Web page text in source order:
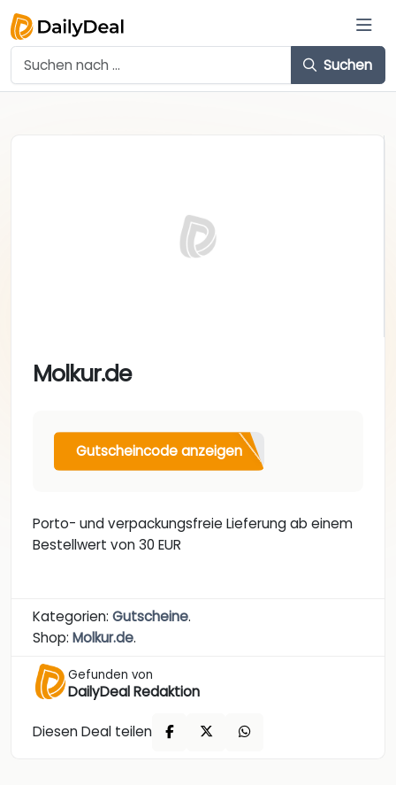
Suchen
Molkur.de
Gutscheincode anzeigen
Porto- und verpackungsfreie Lieferung ab einem
Bestellwert von 30 EUR
Kategorien: Gutscheine.
Shop: Molkur.de.
Gefunden von
DailyDeal Redaktion
Diesen Deal teilen